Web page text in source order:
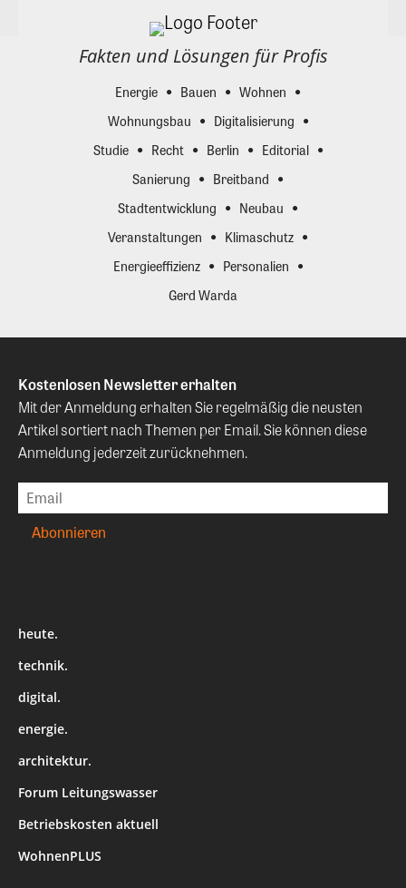
Fakten und Lösungen für Profis
Energie Bauen
Wohnen
Wohnungsbau
Digitalisierung
Studie
Recht Berlin
Editorial
Sanierung
Breitband
Stadtentwicklung
Neubau
Veranstaltungen
Klimaschutz
Energieeffizienz
Personalien
Gerd Warda
Kostenlosen Newsletter erhalten
Mit der Anmeldung erhalten Sie regelmäßig die neusten
Artikel sortiert nach Themen per Email. Sie können diese
Anmeldung jederzeit zurücknehmen.
heute.
technik.
digital.
energie.
architektur.
Forum Leitungswasser
Betriebskosten aktuell
WohnenPLUS